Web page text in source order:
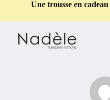
Une trousse en cadeau